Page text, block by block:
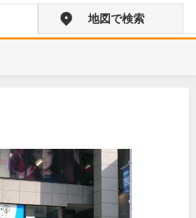
地図で検索